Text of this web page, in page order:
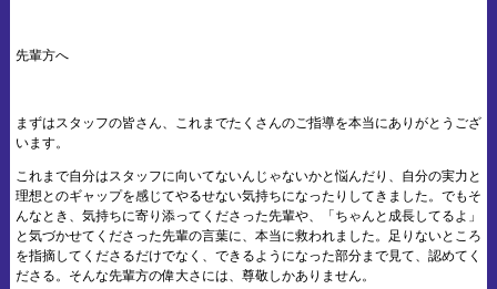
先輩方へ
まずはスタッフの皆さん、これまでたくさんのご指導を本当にありがとうござ
います。
これまで自分はスタッフに向いてないんじゃないかと悩んだり、自分の実力と
理想とのギャップを感じてやるせない気持ちになったりしてきました。でもそ
んなとき、気持ちに寄り添ってくださった先輩や、「ちゃんと成長してるよ」
と気づかせてくださった先輩の言葉に、本当に救われました。足りないところ
を指摘してくださるだけでなく、できるようになった部分まで見て、認めてく
ださる。そんな先輩方の偉大さには、尊敬しかありません。